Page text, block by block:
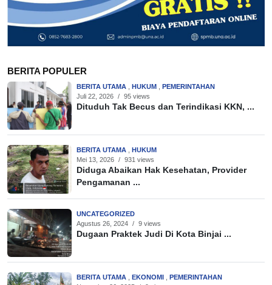
BERITA POPULER
BERITA UTAMA HUKUM
PEMERINTAHAN
Juli 22, 2026 / 95 views
Dituduh Tak Becus dan Terindikasi KKN, ...
BERITA UTAMA
HUKUM
Mei 13, 2026 / 931 views
Diduga Abaikan Hak Kesehatan, Provider
Pengamanan ...
UNCATEGORIZED
Agustus 26, 2024 / 9 views
Dugaan Praktek Judi Di Kota Binjai ...
BERITA UTAMA EKONOMI
PEMERINTAHAN